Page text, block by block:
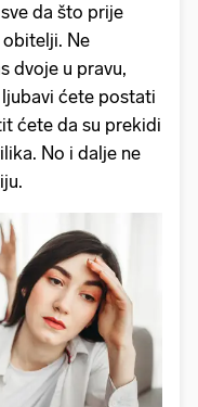
da što prije
Ne
dvoje u pravu,
ćete postati
ćete da su prekidi
No i dalje ne